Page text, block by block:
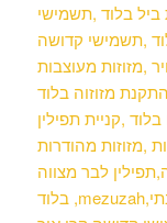
ביל בלוד ,תשמישי
,תשמישי קדושה
,מזוזות מעוצבות
מזוזוה בלוד
,קניית תפילין
,מזוזות מהודרות
לבר מצווה
בלוד ,mezuzah,פרשיות תפילין,שמע ישראל תפילין,בתי